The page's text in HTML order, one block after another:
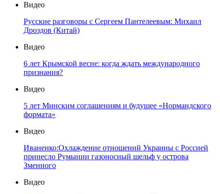
Видео
Русские разговоры с Сергеем Пантелеевым: Михаил
Дроздов (Китай)
Видео
6 лет Крымской весне: когда ждать международного
признания?
Видео
5 лет Минским соглашениям и будущее «Нормандского
формата»
Видео
Иваненко:Охлаждение отношений Украины с Россией
принесло Румынии газоносный шельф у острова
Змеиного
Видео